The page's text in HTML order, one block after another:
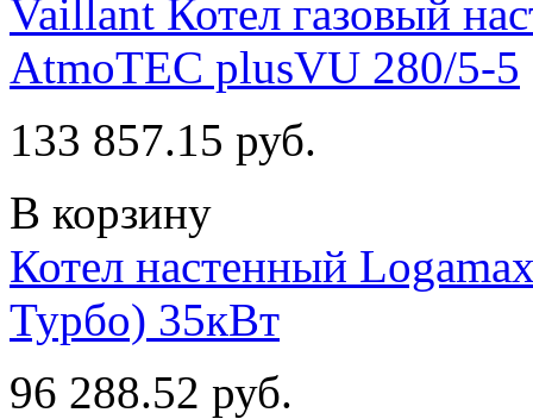
Vaillant Котел газовый
AtmoTEC plusVU 280/5-5
133 857.15 руб.
В корзину
Котел настенный
Турбо) 35кВт
96 288.52 руб.